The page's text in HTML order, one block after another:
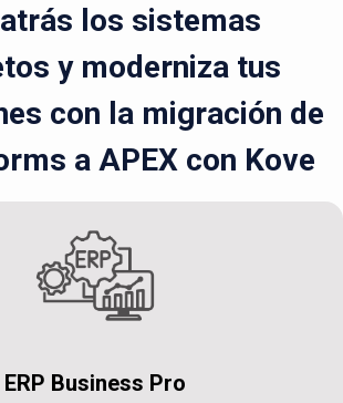
los sistemas
y moderniza tus
con la migración de
a APEX con Kove
ERP Business Pro